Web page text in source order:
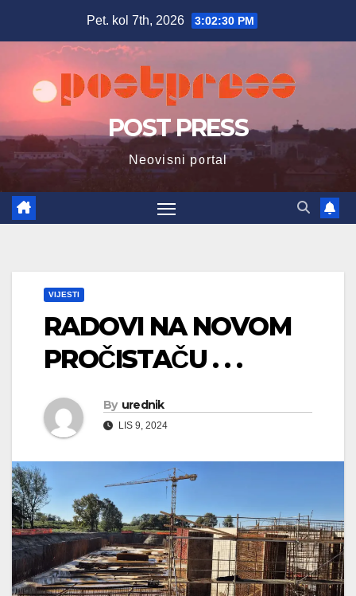
Pet. kol 7th, 2026 3:02:31 PM
POST PRESS
Neovisni portal
VIJESTI
RADOVI NA NOVOM
PROČISTAČU . . .
By urednik
LIS 9, 2024